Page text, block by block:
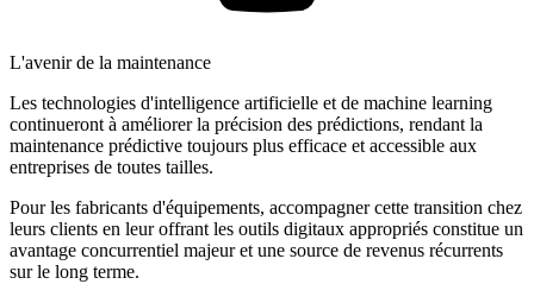
L'avenir de la maintenance
Les technologies d'intelligence artificielle et de machine learning
continueront à améliorer la précision des prédictions, rendant la
maintenance prédictive toujours plus efficace et accessible aux
entreprises de toutes tailles.
Pour les fabricants d'équipements, accompagner cette transition chez
leurs clients en leur offrant les outils digitaux appropriés constitue un
avantage concurrentiel majeur et une source de revenus récurrents
sur le long terme.